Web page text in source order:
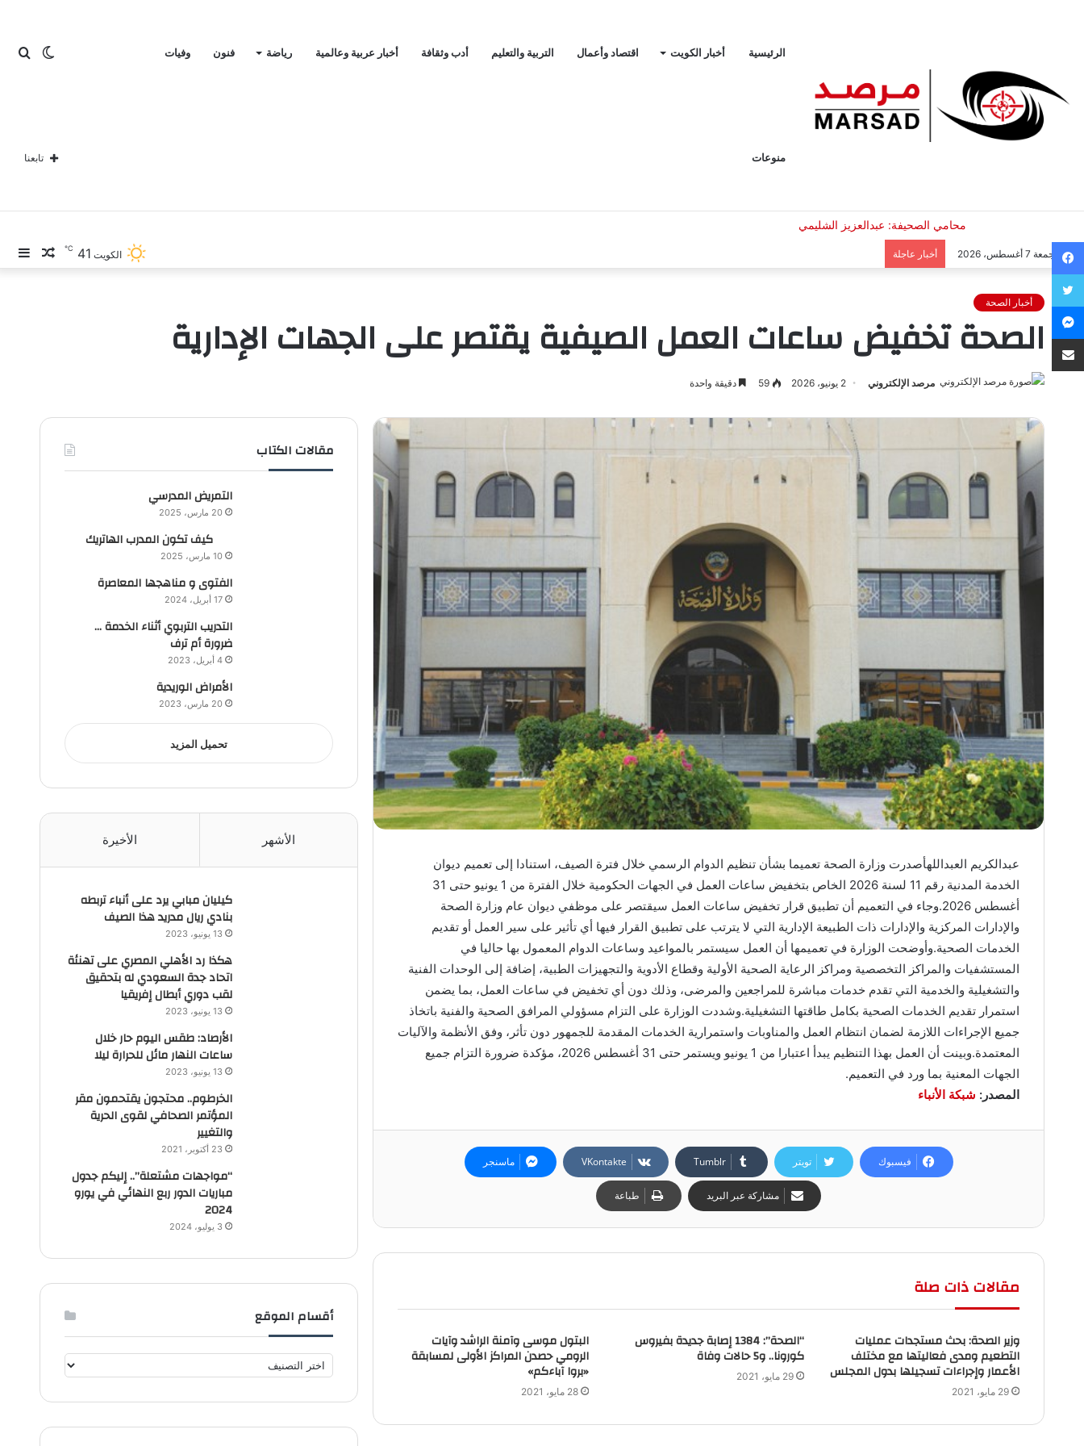
الرئيسية أخبار الكويت اقتصاد وأعمال التربية والتعليم أدب وثقافة أخبار عربية وعالمية رياضة فنون وفيات
منوعات
الوضع
المظلم
تابعنا
الجمعة 7 أغسطس، 2026 أخبار عاجلة
مقال
الكويت 41
℃
أخبار الصحة
الصحة تخفيض ساعات العمل الصيفية يقتصر على الجهات الإدارية
مرصد الإلكتروني 2 يونيو، 2026 59 دقيقة واحدة
عبدالكريم العبداللهأصدرت وزارة الصحة تعميما بشأن تنظيم الدوام الرسمي خلال فترة الصيف، استنادا إلى تعميم ديوان
الخدمة المدنية رقم 11 لسنة 2026 الخاص بتخفيض ساعات العمل في الجهات الحكومية خلال الفترة من 1 يونيو حتى 31
أغسطس 2026.وجاء في التعميم أن تطبيق قرار تخفيض ساعات العمل سيقتصر على موظفي ديوان عام وزارة الصحة
والإدارات المركزية والإدارات ذات الطبيعة الإدارية التي لا يترتب على تطبيق القرار فيها أي تأثير على سير العمل أو تقديم
الخدمات الصحية.وأوضحت الوزارة في تعميمها أن العمل سيستمر بالمواعيد وساعات الدوام المعمول بها حاليا في
المستشفيات والمراكز التخصصية ومراكز الرعاية الصحية الأولية وقطاع الأدوية والتجهيزات الطبية، إضافة إلى الوحدات الفنية
والتشغيلية والخدمية التي تقدم خدمات مباشرة للمراجعين والمرضى، وذلك دون أي تخفيض في ساعات العمل، بما يضمن
استمرار تقديم الخدمات الصحية بكامل طاقتها التشغيلية.وشددت الوزارة على التزام مسؤولي المرافق الصحية والفنية باتخاذ
جميع الإجراءات اللازمة لضمان انتظام العمل والمناوبات واستمرارية الخدمات المقدمة للجمهور دون تأثر، وفق الأنظمة والآليات
المعتمدة.وبينت أن العمل بهذا التنظيم يبدأ اعتبارا من 1 يونيو ويستمر حتى 31 أغسطس 2026، مؤكدة ضرورة التزام جميع
الجهات المعنية بما ورد في التعميم.
المصدر: شبكة الأنباء
فيسبوك تويتر ‏Tumblr ماسنجر
مشاركة عبر البريد طباعة
مقالات ذات صلة
وزير الصحة: بحث مستجدات عمليات
التطعيم ومدى فعاليتها مع مختلف
الأعمار وإجراءات تسجيلها بدول المجلس
29 مايو، 2021
“الصحة”: 1384 إصابة جديدة بفيروس
كورونا.. و5 حالات وفاة
29 مايو، 2021
البتول موسى وآمنة الراشد وآيات
الرومي حصدن المراكز الأولى لمسابقة
«بروا آباءكم»
28 مايو، 2021
مقالات الكتاب
التمريض المدرسي
20 مارس، 2025
كيف تكون المدرب الهاتريك
10 مارس، 2025
الفتوى و مناهجها المعاصرة
17 أبريل، 2024
التدريب التربوي أثناء الخدمة …
ضرورة أم ترف
4 أبريل، 2023
الأمراض الوريدية
20 مارس، 2023
تحميل المزيد
الأشهر الأخيرة
كيليان مبابي يرد على أنباء تربطه
بنادي ريال مدريد هذا الصيف
13 يونيو، 2023
هكذا رد الأهلي المصري على تهنئة
اتحاد جدة السعودي له بتحقيق
لقب دوري أبطال إفريقيا
13 يونيو، 2023
الأرصاد: طقس اليوم حار خلال
ساعات النهار مائل للحرارة ليلا
13 يونيو، 2023
الخرطوم.. محتجون يقتحمون مقر
المؤتمر الصحافي لقوى الحرية
والتغيير
23 أكتوبر، 2021
“مواجهات مشتعلة”.. إليكم جدول
مباريات الدور ربع النهائي في يورو
2024
3 يوليو، 2024
أقسام الموقع
ق
م
ماسنجر